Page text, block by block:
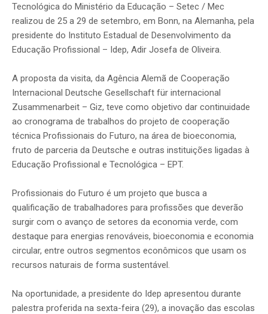
Tecnológica do Ministério da Educação – Setec / Mec
realizou de 25 a 29 de setembro, em Bonn, na Alemanha, pela
presidente do Instituto Estadual de Desenvolvimento da
Educação Profissional – Idep, Adir Josefa de Oliveira.
A proposta da visita, da Agência Alemã de Cooperação
Internacional Deutsche Gesellschaft für internacional
Zusammenarbeit – Giz, teve como objetivo dar continuidade
ao cronograma de trabalhos do projeto de cooperação
técnica Profissionais do Futuro, na área de bioeconomia,
fruto de parceria da Deutsche e outras instituições ligadas à
Educação Profissional e Tecnológica – EPT.
Profissionais do Futuro é um projeto que busca a
qualificação de trabalhadores para profissões que deverão
surgir com o avanço de setores da economia verde, com
destaque para energias renováveis, bioeconomia e economia
circular, entre outros segmentos econômicos que usam os
recursos naturais de forma sustentável.
Na oportunidade, a presidente do Idep apresentou durante
palestra proferida na sexta-feira (29), a inovação das escolas